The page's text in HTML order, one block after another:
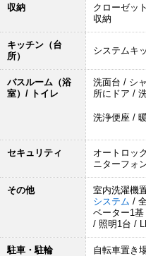
収納
クローゼッ
収納
キッチン（台
所）
システムキ
バスルーム（浴
室）/ トイレ
洗面台 / シ
所にドア /
洗浄便座 /
セキュリティ オートロッ
ニターフォ
その他 室内洗濯機
システム /
ベーター1基
/ 照明1台 /
駐車・駐輪 自転車置き